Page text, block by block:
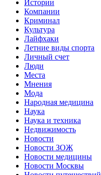
Истории
Компании
Криминал
Культура
Лайфхаки
Летние виды спорта
Личный счет
Люди
Места
Мнения
Мода
Народная медицина
Наука
Наука и техника
Недвижимость
Новости
Новости ЗОЖ
Новости медицины
Новости Москвы